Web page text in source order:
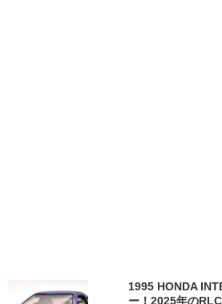
1995 HONDA
ー！2025年の